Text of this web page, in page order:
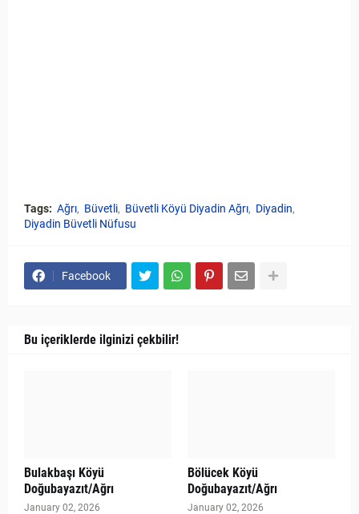
Tags: Ağrı Büvetli Büvetli Köyü Diyadin Ağrı
Diyadin
Diyadin Büvetli Nüfusu
Facebook
Bu içeriklerde ilginizi çekbilir!
Bulakbaşı Köyü
Doğubayazıt/Ağrı
January 02, 2026
Bölücek Köyü
Doğubayazıt/Ağrı
January 02, 2026